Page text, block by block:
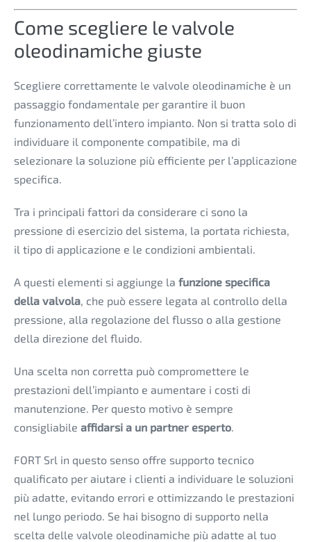
Come scegliere le valvole
oleodinamiche giuste
Scegliere correttamente le valvole oleodinamiche è un
passaggio fondamentale per garantire il buon
funzionamento dell’intero impianto. Non si tratta solo di
individuare il componente compatibile, ma di
selezionare la soluzione più efficiente per l’applicazione
specifica.
Tra i principali fattori da considerare ci sono la
pressione di esercizio del sistema, la portata richiesta,
il tipo di applicazione e le condizioni ambientali.
A questi elementi si aggiunge la funzione specifica
della valvola , che può essere legata al controllo della
pressione, alla regolazione del flusso o alla gestione
della direzione del fluido.
Una scelta non corretta può compromettere le
prestazioni dell’impianto e aumentare i costi di
manutenzione. Per questo motivo è sempre
consigliabile affidarsi a un partner esperto
FORT Srl in questo senso offre supporto tecnico
qualificato per aiutare i clienti a individuare le soluzioni
più adatte, evitando errori e ottimizzando le prestazioni
nel lungo periodo. Se hai bisogno di supporto nella
scelta delle valvole oleodinamiche più adatte al tuo